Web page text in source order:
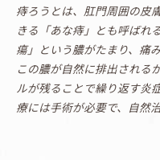
痔ろうとは、肛門周囲の皮
きる「あな痔」とも呼ばれ
瘍」という膿がたまり、痛
この膿が自然に排出される
ルが残ることで繰り返す炎
療には手術が必要で、自然